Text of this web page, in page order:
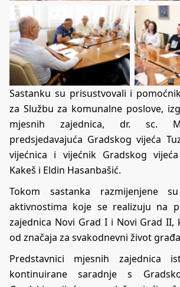
Sastanku su prisustvovali i
za Službu za komunalne poslove,
mjesnih zajednica, dr. sc.
predsjedavajuća Gradskog vijeća
vijećnica i vijećnik Gradskog
Kakeš i Eldin Hasanbašić.
Tokom sastanka razmijenjene
aktivnostima koje se realizuju na
zajednica Novi Grad I i Novi Grad II,
od značaja za svakodnevni život
Predstavnici mjesnih zajednica
kontinuirane saradnje s